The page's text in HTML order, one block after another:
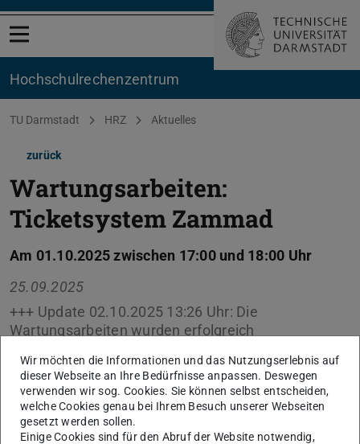
Menü öffnen
Hochschul­rechenzentrum
Sie befinden sich hier:
TU Darmstadt HRZ Aktuelles
zurück
Wartungsarbeiten:
Ticketsystem Zammad
Am 01.10.2025 zwischen 17:00 und 18:00 Uhr
25.09.2025
+++ Update 02.10.2025 13:26 Uhr: Die
Wartungsarbeiten wurden erfolgreich
eine Wartung der Server aller Zammad-
Ticketsysteme der TU Darmstadt. Währenddessen
kann es zu kurzen Unterbrechungen des Services
kommen.
Wir möchten die Informationen und das Nutzungserlebnis auf
dieser Webseite an Ihre Bedürfnisse anpassen. Deswegen
verwenden wir sog. Cookies. Sie können selbst entscheiden,
welche Cookies genau bei Ihrem Besuch unserer Webseiten
gesetzt werden sollen.
Einige Cookies sind für den Abruf der Website notwendig,